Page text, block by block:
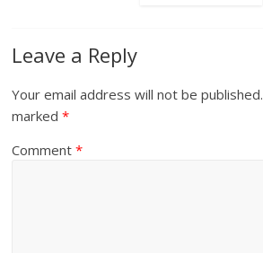
Leave a Reply
Your email address will not be published.
marked*
Comment*